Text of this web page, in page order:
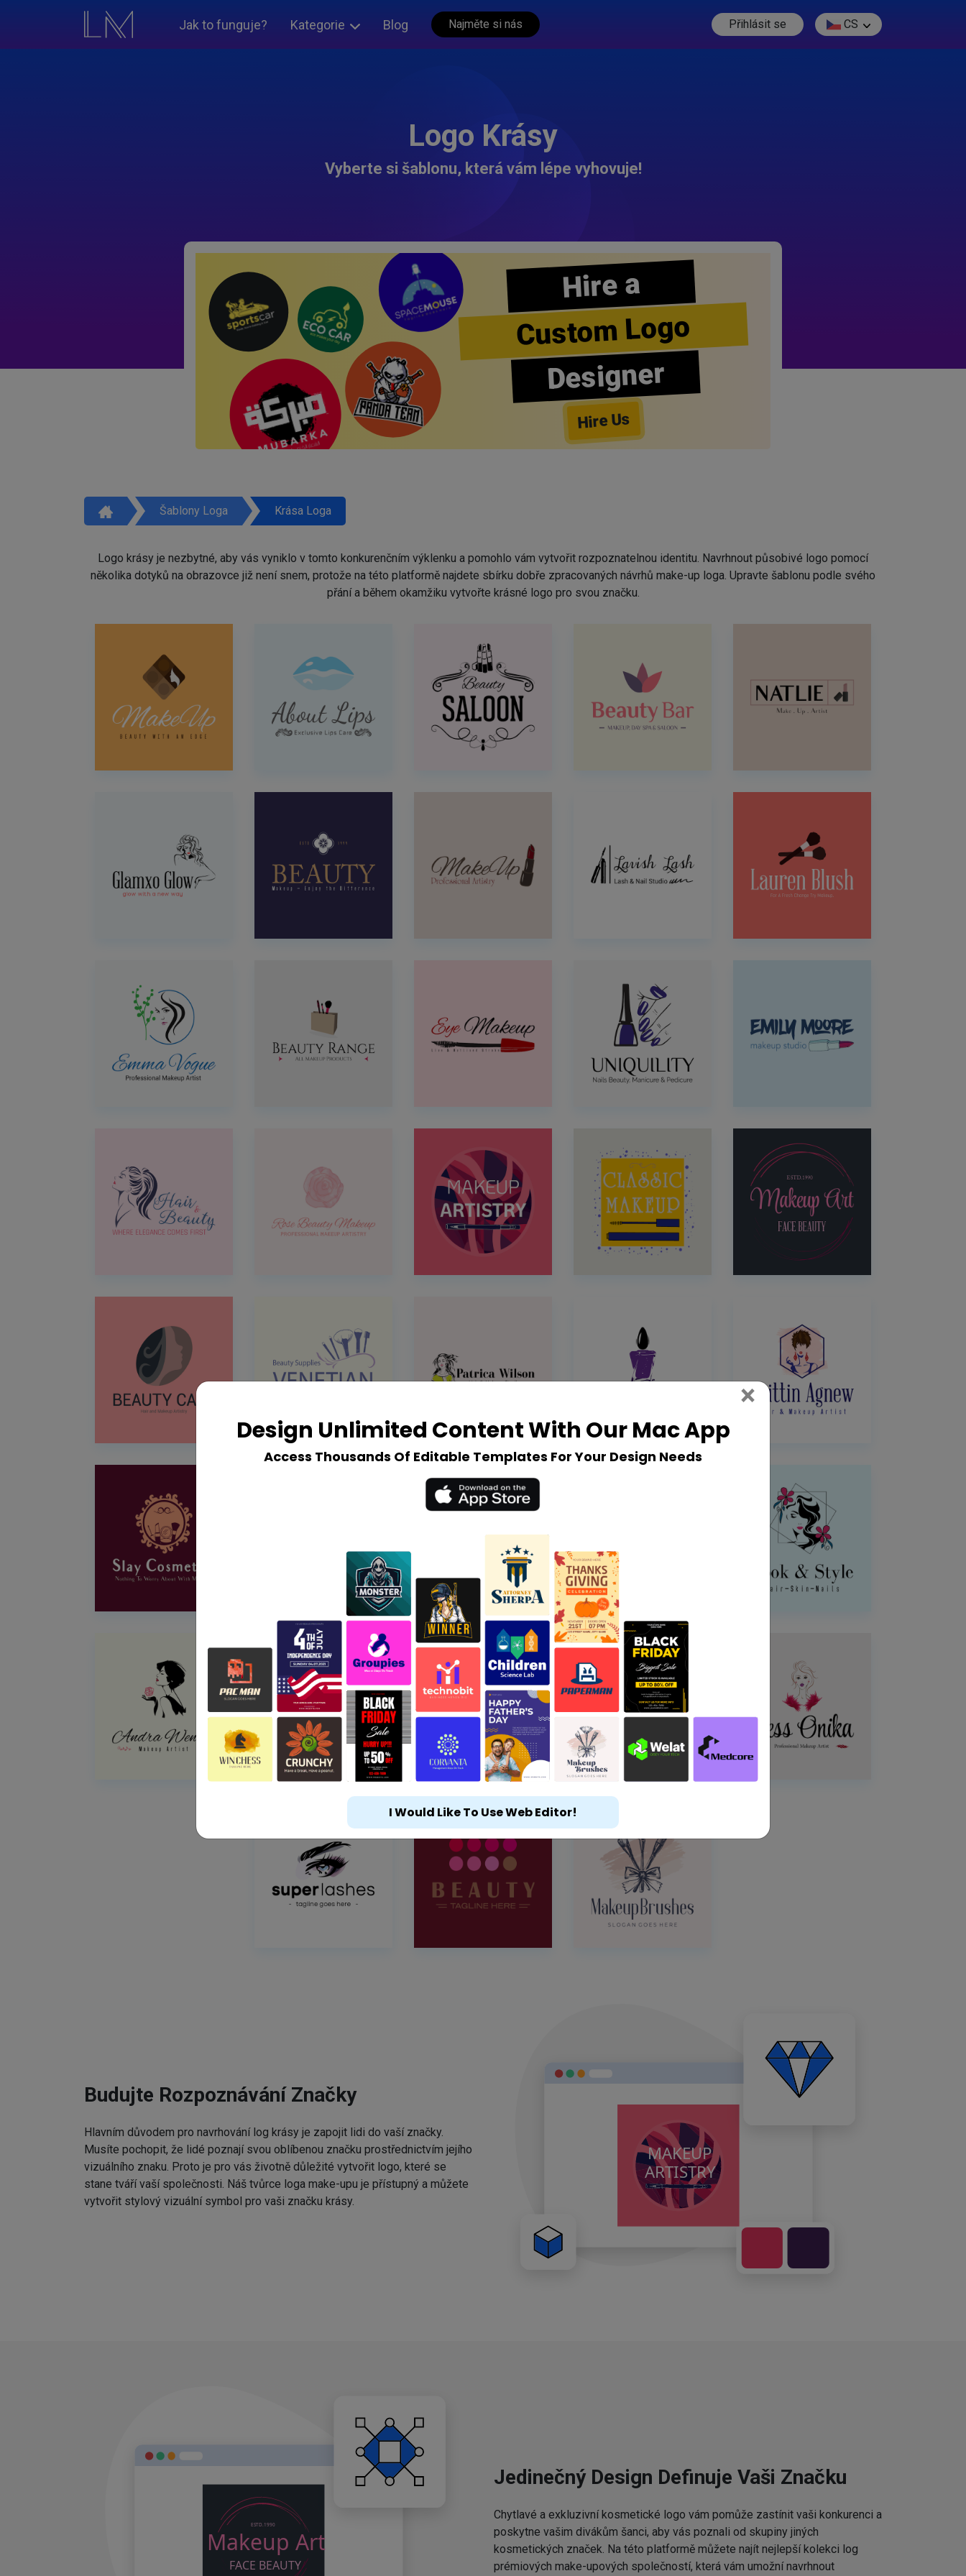
Jak to funguje? Kategorie Blog Najměte si nás Přihlásit se CS
Logo Krásy
Vyberte si šablonu, která vám lépe vyhovuje!
Hire a
Custom Logo
Designer
Hire Us
Šablony Loga Krása Loga
Logo krásy je nezbytné, aby vás vyniklo v tomto konkurenčním výklenku a pomohlo vám vytvořit rozpoznatelnou identitu. Navrhnout působivé logo pomocí
několika dotyků na obrazovce již není snem, protože na této platformě najdete sbírku dobře zpracovaných návrhů make-up loga. Upravte šablonu podle svého
přání a během okamžiku vytvořte krásné logo pro svou značku.
Budujte Rozpoznávání Značky
Hlavním důvodem pro navrhování log krásy je zapojit lidi do vaší značky.
Musíte pochopit, že lidé poznají svou oblíbenou značku prostřednictvím jejího
vizuálního znaku. Proto je pro vás životně důležité vytvořit logo, které se
stane tváří vaší společnosti. Náš tvůrce loga make-upu je přístupný a můžete
vytvořit stylový vizuální symbol pro vaši značku krásy.
Jedinečný Design Definuje Vaši Značku
Chytlavé a exkluzivní kosmetické logo vám pomůže zastínit vaši konkurenci a
poskytne vašim divákům šanci, aby vás poznali od skupiny jiných
kosmetických značek. Na této platformě můžete najít nejlepší kolekci log
prémiových make-upových společností, která vám umožní navrhnout
Design Unlimited Content With Our Mac App
Access Thousands Of Editable Templates For Your Design Needs
× Close
I Would Like To Use Web Editor!